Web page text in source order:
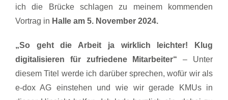
ich die Brücke schlagen zu meinem kommenden
Vortrag in Halle am 5. November 2024.
„So geht die Arbeit ja wirklich leichter! Klug
digitalisieren für zufriedene Mitarbeiter“ – Unter
diesem Titel werde ich darüber sprechen, wofür wir als
e-dox AG einstehen und wie wir gerade KMUs in